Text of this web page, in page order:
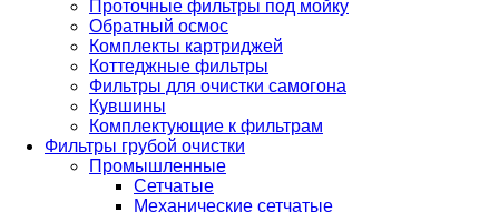
Проточные фильтры под мойку
Обратный осмос
Комплекты картриджей
Коттеджные фильтры
Фильтры для очистки самогона
Кувшины
Комплектующие к фильтрам
Фильтры грубой очистки
Промышленные
Сетчатые
Механические сетчатые